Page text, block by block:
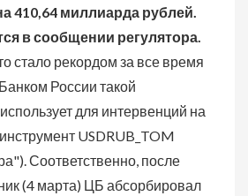
410,64 миллиарда рублей.
в сообщении регулятора.
стало рекордом за все время
России такой
для интервенций на
USDRUB_TOM
Соответственно, после
(4 марта) ЦБ абсорбировал